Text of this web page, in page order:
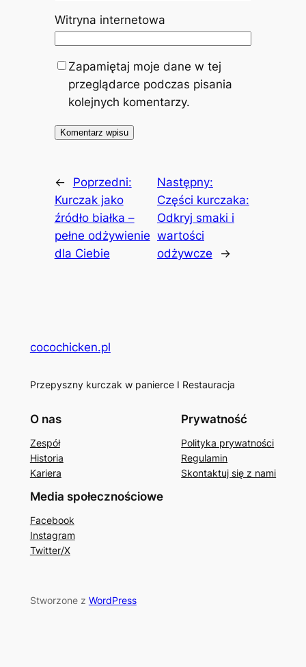
Witryna internetowa
Zapamiętaj moje dane w tej
przeglądarce podczas pisania
kolejnych komentarzy.
←
Poprzedni:
Kurczak jako
źródło białka –
pełne odżywienie
dla Ciebie
Następny:
Części kurczaka:
Odkryj smaki i
wartości
odżywcze
→
cocochicken.pl
Przepyszny kurczak w panierce I Restauracja
O nas
Zespół
Historia
Kariera
Prywatność
Polityka prywatności
Regulamin
Skontaktuj się z nami
Media społecznościowe
Facebook
Instagram
Twitter/X
Stworzone z WordPress